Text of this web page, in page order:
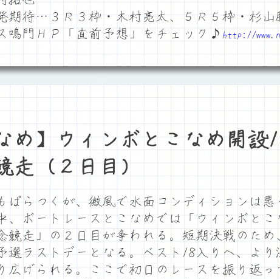
期待…３Ｒ３枠・木村亮太、５Ｒ５枠・杉山
鳴門ＨＰ「直前予想」をチェック♪ http://
め】ウィンボとこなめ開設
走（２日目）
ぱらつくが、微風で水面コンディションは悪
、ボートレースとこなめでは「ウィンボとこ
競走」の２日目が争われる。短期決戦のため
選ラストデーとなる。ベスト18入りへ、より
広げられる。ここで初日のレースを振り返っ